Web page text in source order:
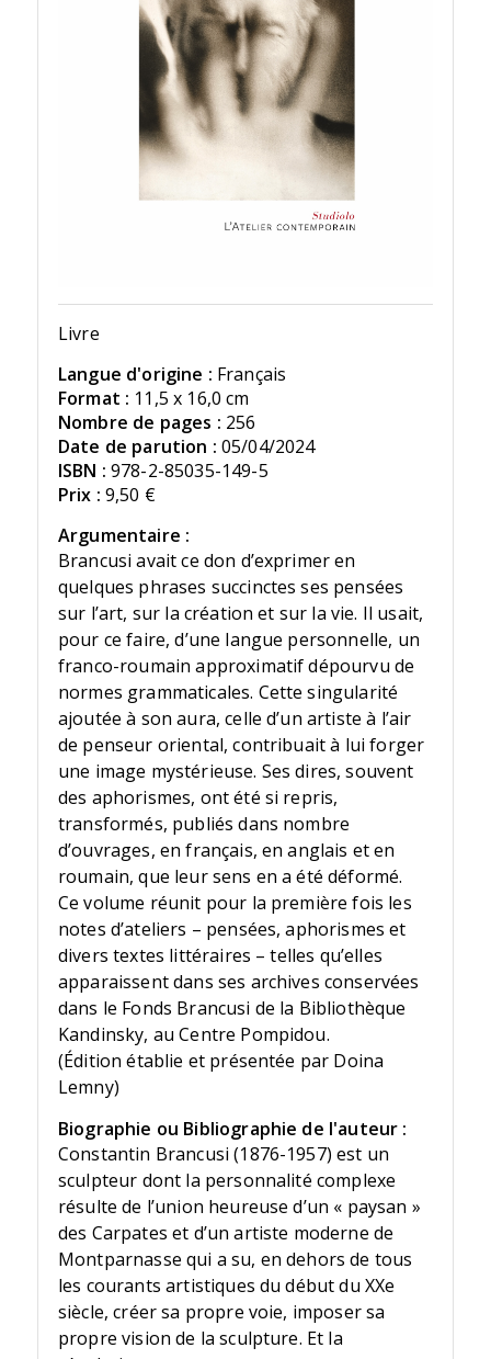
Livre
Langue d'origine : Français
Format : 11,5 x 16,0 cm
Nombre de pages : 256
Date de parution : 05/04/2024
ISBN : 978-2-85035-149-5
Prix : 9,50 €
Argumentaire :
Brancusi avait ce don d’exprimer en
quelques phrases succinctes ses pensées
sur l’art, sur la création et sur la vie. Il usait,
pour ce faire, d’une langue personnelle, un
franco-roumain approximatif dépourvu de
normes grammaticales. Cette singularité
ajoutée à son aura, celle d’un artiste à l’air
de penseur oriental, contribuait à lui forger
une image mystérieuse. Ses dires, souvent
des aphorismes, ont été si repris,
transformés, publiés dans nombre
d’ouvrages, en français, en anglais et en
roumain, que leur sens en a été déformé.
Ce volume réunit pour la première fois les
notes d’ateliers – pensées, aphorismes et
divers textes littéraires – telles qu’elles
apparaissent dans ses archives conservées
dans le Fonds Brancusi de la Bibliothèque
Kandinsky, au Centre Pompidou.
(Édition établie et présentée par Doina
Lemny)
Biographie ou Bibliographie de l'auteur :
Constantin Brancusi (1876-1957) est un
sculpteur dont la personnalité complexe
résulte de l’union heureuse d’un « paysan »
des Carpates et d’un artiste moderne de
Montparnasse qui a su, en dehors de tous
les courants artistiques du début du XXe
siècle, créer sa propre voie, imposer sa
propre vision de la sculpture. Et la